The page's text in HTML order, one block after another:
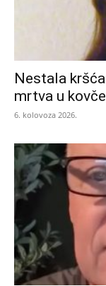
Nestala
mrtva u
6. kolovoza 2026.